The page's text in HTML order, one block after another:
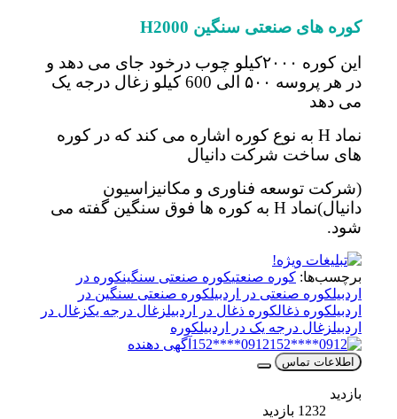
کوره های صنعتی سنگین H2000
این کوره ۲۰۰۰کیلو چوب درخود جای می دهد و
در هر پروسه ۵۰۰ الی 600 کیلو زغال درجه یک
می دهد
نماد H به نوع کوره اشاره می کند که در کوره
های ساخت شرکت دانیال
(شرکت توسعه فناوری و مکانیزاسیون
دانیال)نماد H به کوره ها فوق سنگین گفته می
شود.
برچسب‌ها:کوره صنعتیکوره صنعتی سنگینکوره در
کوره صنعتی در اردبیل
کوره صنعتی سنگین در
کوره ذغالکوره ذغال در اردبیل زغال درجه یک زغال در
زغال درجه یک در اردبیل
کوره
0912****152
آگهی دهنده
اطلاعات تماس